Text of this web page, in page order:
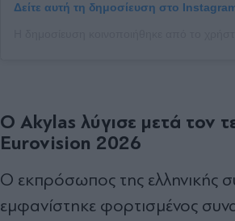
Δείτε αυτή τη δημοσίευση στο
Ο Akylas λύγισε μετά τον
Eurovision 2026
Ο εκπρόσωπος της ελληνικής
εμφανίστηκε φορτισμένος